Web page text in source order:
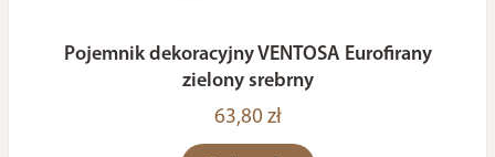
Pojemnik dekoracyjny VENTOSA Eurofirany
zielony srebrny
63,80 zł